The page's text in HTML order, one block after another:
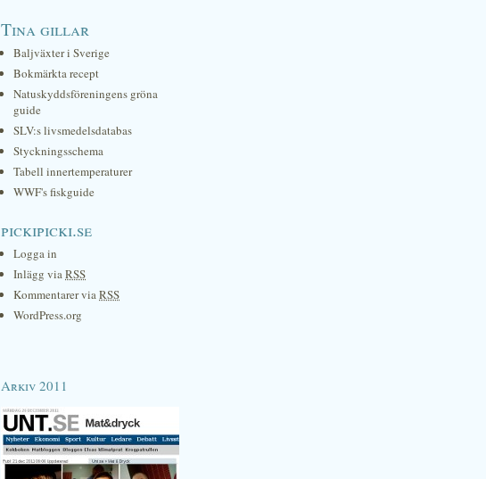
Tina gillar
Baljväxter i Sverige
Bokmärkta recept
Natuskyddsföreningens gröna
guide
SLV:s livsmedelsdatabas
Styckningsschema
Tabell innertemperaturer
WWF's fiskguide
pickipicki.se
Logga in
Inlägg viaRSS
Kommentarer viaRSS
WordPress.org
Arkiv 2011